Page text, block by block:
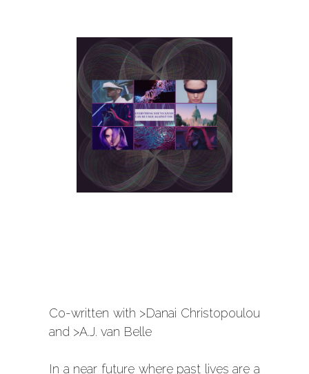
Co-written with >Danai Christopoulou
and >A.J. van Belle
In a near future where past lives are a